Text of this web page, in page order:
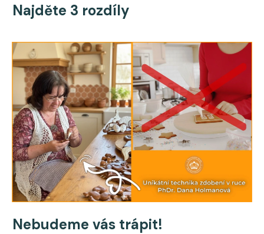
Najděte 3 rozdíly
Nebudeme vás trápit!